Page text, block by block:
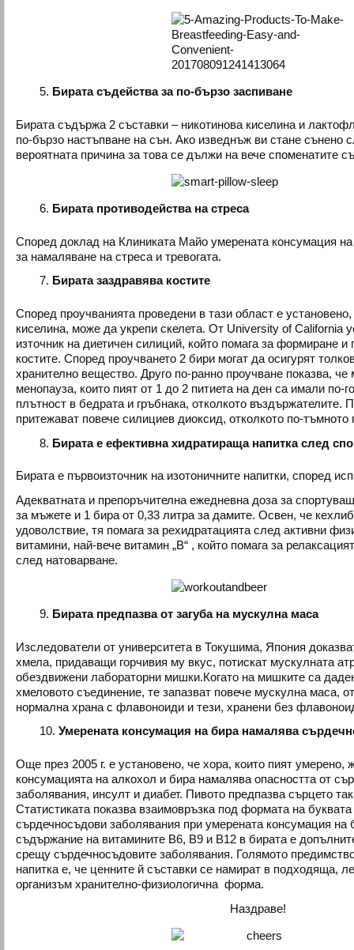
Бирата съдейства за по-бързо заспиване
Бирата съдържа 2 съставки – никотинова киселина и
по-бързо настъпване на сън. Ако изведнъж ви стане сънено
вероятната причина за това се дължи на вече споменатите
Бирата противодейства на стреса
Според доклад на Клиниката Майо умерената консумация
за намаляване на стреса и тревогата.
Бирата заздравява костите
Според проучванията проведени в тази област е
киселина, може да укрепи скелета. От University of California
източник на диетичен силиций, който помага за формиране
костите. Според проучването 2 бири могат да осигурят
хранително вещество. Друго по-ранно проучване показва,
менопауза, които пият от 1 до 2 питиета на ден са имали по-
плътност в бедрата и гръбнака, отколкото въздържателите.
притежават повече силициев диоксид, отколкото по-тъмното
Бирата е ефективна хидратираща напитка след
Бирата е първоизточник на изотоничните напитки, според
Адекватната и препоръчителна ежедневна доза за
за мъжете и 1 бира от 0,33 литра за дамите. Освен, че
удоволствие, тя помага за рехидратацията след активни
витамини, най-вече витамин „В“ , който помага за
след натоварване.
Бирата предпазва от загуба на мускулна маса
Изследователи от университета в Токушима, Япония
хмела, придаващи горчивия му вкус, потискат мускулната
обездвижени лабораторни мишки.Когато на мишките са
хмеловото съединение, те запазват повече мускулна маса,
нормална храна с флавоноиди и тези, хранени без
Умерената консумация на бира намалява
Още през 2005 г. е установено, че хора, които пият умерено,
консумацията на алкохол и бира намалява опасността от
заболявания, инсулт и диабет. Пивото предпазва сърцето
Статистиката показва взаимовръзка под формата на
сърдечносъдови заболявания при умерената консумация на
съдържание на витамините В6, В9 и В12 в бирата е
срещу сърдечносъдовите заболявания. Голямото
напитка е, че ценните й съставки се намират в подходяща,
организъм хранително-физиологична форма.
Наздраве!